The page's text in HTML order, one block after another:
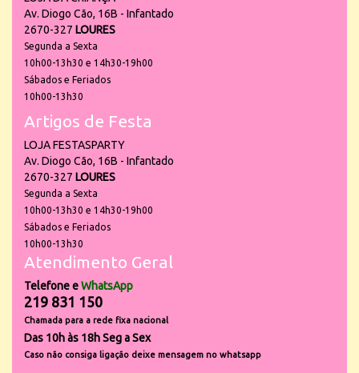
Av. Diogo Cão, 16B - Infantado
2670-327 LOURES
Segunda a Sexta
10h00-13h30 e 14h30-19h00
Sábados e Feriados
10h00-13h30
Artigos de Festa
LOJA FESTASPARTY
Av. Diogo Cão, 16B - Infantado
2670-327 LOURES
Segunda a Sexta
10h00-13h30 e 14h30-19h00
Sábados e Feriados
10h00-13h30
Atendimento Geral
Telefone eWhatsApp
219 831 150
Chamada para a rede fixa nacional
Das 10h às 18h Seg a Sex
Caso não consiga ligação deixe mensagem no whatsapp